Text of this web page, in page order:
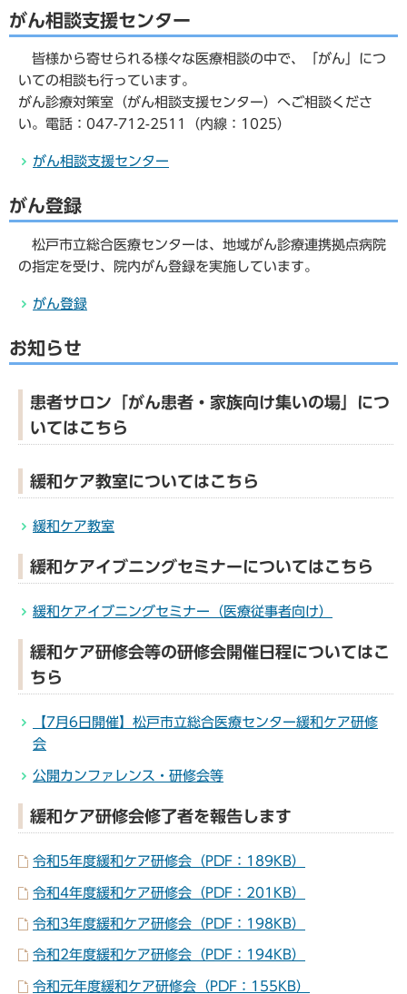
がん相談支援センター
皆様から寄せられる様々な医療相談の中で、「がん」につ
いての相談も行っています。
がん診療対策室（がん相談支援センター）へご相談くださ
い。電話：047-712-2511（内線：1025）
がん相談支援センター
がん登録
松戸市立総合医療センターは、地域がん診療連携拠点病院
の指定を受け、院内がん登録を実施しています。
がん登録
お知らせ
患者サロン「がん患者・家族向け集いの場」につ
いてはこちら
緩和ケア教室についてはこちら
緩和ケア教室
緩和ケアイブニングセミナーについてはこちら
緩和ケアイブニングセミナー（医療従事者向け）
緩和ケア研修会等の研修会開催日程についてはこ
ちら
【7月6日開催】松戸市立総合医療センター緩和ケア研修
会
公開カンファレンス・研修会等
緩和ケア研修会修了者を報告します
令和5年度緩和ケア研修会（PDF：189KB）
令和4年度緩和ケア研修会（PDF：201KB）
令和3年度緩和ケア研修会（PDF：198KB）
令和2年度緩和ケア研修会（PDF：194KB）
令和元年度緩和ケア研修会（PDF：155KB）